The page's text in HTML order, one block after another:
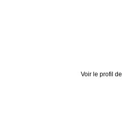
Voir le profil de